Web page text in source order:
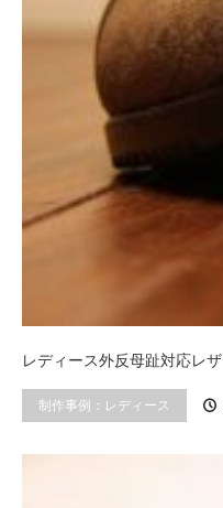
レディース外反母趾対応レ
制作事例：レディース